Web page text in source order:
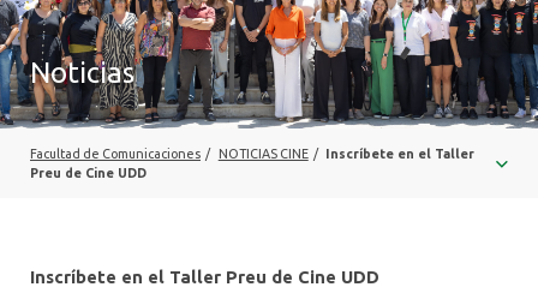
CARRERAS
POSTGRADOS Y EDUCACIÓN CONTINUA
INVESTIGACIÓN
Noticias
Facultad de Comunicaciones / NOTICIAS CINE / Inscríbete en el Taller
Preu de Cine UDD
Inscríbete en el Taller Preu de Cine UDD